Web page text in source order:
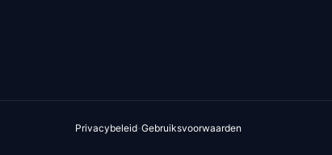
Privacybeleid·Gebruiksvoorwaarden